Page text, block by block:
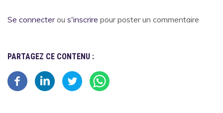
Se connecterou s'inscrire pour poster un commentaire
PARTAGEZ CE CONTENU :